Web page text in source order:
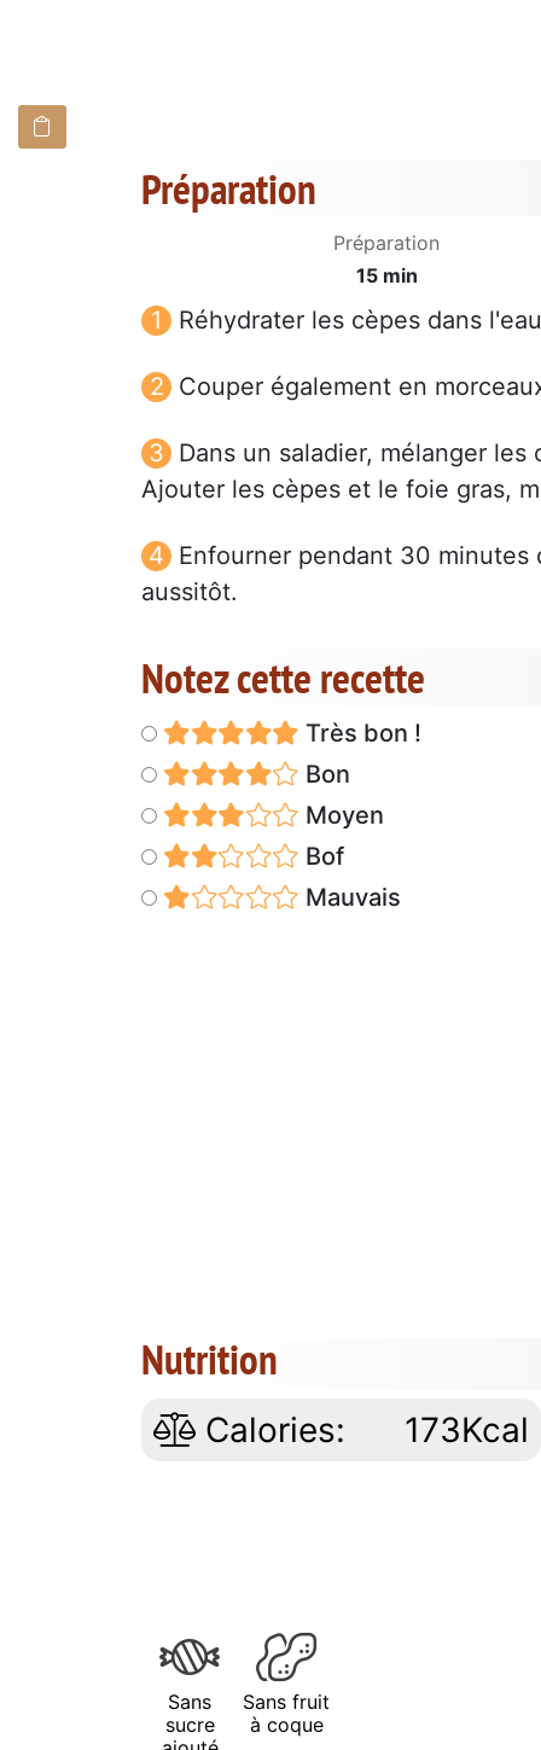
Préparation
Préparation
15 min
Réhydrater les cèpes dans
Couper également en
Dans un saladier, mélanger
Ajouter les cèpes et le foie gras,
Enfourner pendant 30 minutes
aussitôt.
Notez cette recette
Très bon !
Bon
Moyen
Bof
Mauvais
Nutrition
Calories: 173Kcal
Sans
sucre
Sans fruit
à coque